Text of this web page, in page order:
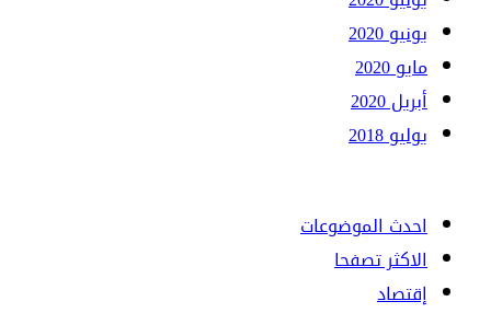
يونيو 2020
مايو 2020
أبريل 2020
يوليو 2018
احدث الموضوعات
الاكثر تصفحا
إقتصاد